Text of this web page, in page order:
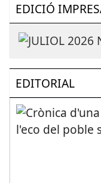
EDICIÓ
EDITORIAL